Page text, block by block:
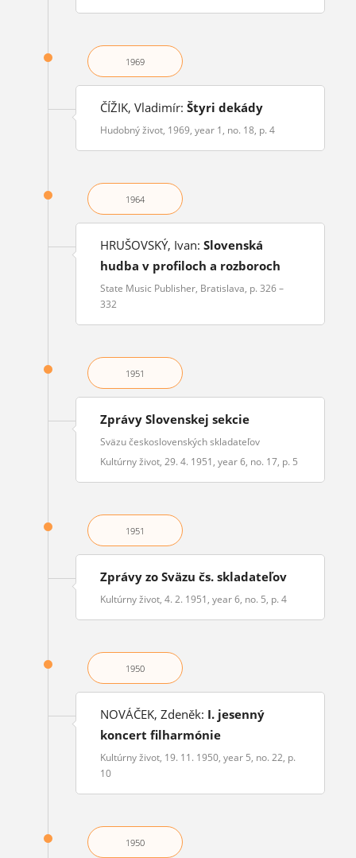
1969
ČÍŽIK, Vladimír: Štyri dekády
Hudobný život, 1969, year 1, no. 18, p. 4
1964
HRUŠOVSKÝ, Ivan: Slovenská
hudba v profiloch a rozboroch
State Music Publisher, Bratislava, p. 326 –
332
1951
Zprávy Slovenskej sekcie
Sväzu československých skladateľov
Kultúrny život, 29. 4. 1951, year 6, no. 17, p. 5
1951
Zprávy zo Sväzu čs. skladateľov
Kultúrny život, 4. 2. 1951, year 6, no. 5, p. 4
1950
NOVÁČEK, Zdeněk: I. jesenný
koncert filharmónie
Kultúrny život, 19. 11. 1950, year 5, no. 22, p.
10
1950